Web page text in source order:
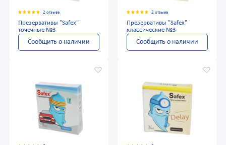
2 отзыва
Презервативы "Safex"
точечные №3
Сообщить о наличии
2 отзыва
Презервативы "Safex"
классические №3
Сообщить о наличии